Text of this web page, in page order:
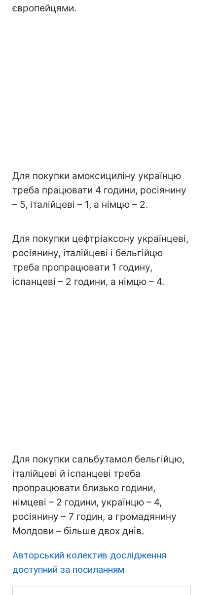
європейцями.
Для покупки амоксициліну українцю
треба працювати 4 години, росіянину
– 5, італійцеві – 1, а німцю – 2.
Для покупки цефтріаксону українцеві,
росіянину, італійцеві і бельгійцю
треба пропрацювати 1 годину,
іспанцеві – 2 години, а німцю – 4.
Для покупки сальбутамол бельгійцю,
італійцеві й іспанцеві треба
пропрацювати близько години,
німцеві – 2 години, українцю – 4,
росіянину – 7 годин, а громадянину
Молдови – більше двох днів.
Авторський колектив дослідження
доступний за посиланням